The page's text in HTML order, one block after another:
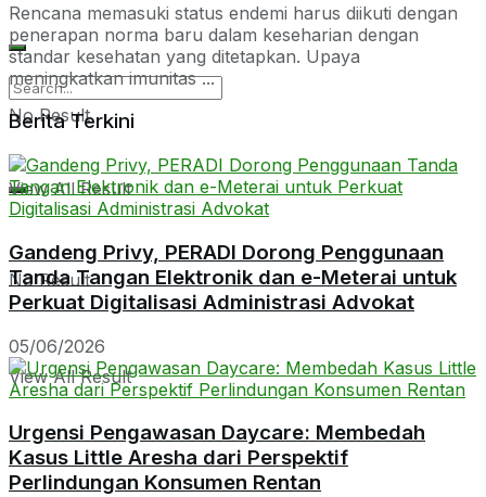
No Result
View All Result
No Result
View All Result
Rencana memasuki status endemi harus diikuti dengan
penerapan norma baru dalam keseharian dengan
standar kesehatan yang ditetapkan. Upaya
meningkatkan imunitas ...
Berita Terkini
Gandeng Privy, PERADI Dorong Penggunaan
Tanda Tangan Elektronik dan e-Meterai untuk
Perkuat Digitalisasi Administrasi Advokat
05/06/2026
Urgensi Pengawasan Daycare: Membedah
Kasus Little Aresha dari Perspektif
Perlindungan Konsumen Rentan